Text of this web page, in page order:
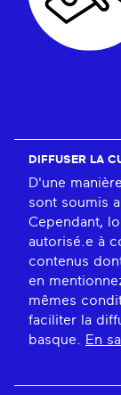
DIFFUSER LA
D'une
sont soumis
Cependant,
autorisé.e à
contenus
en
mêmes
faciliter la
basque.
En